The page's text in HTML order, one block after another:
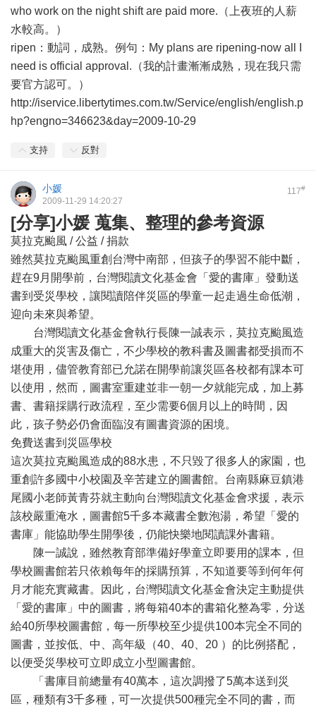
who work on the night shift are paid more.（上夜班的人薪
水較高。）
ripen：動詞，成熟。例句：My plans are ripening-now all I
need is official approval.（我的計畫漸漸成熟，現在我只需
要官方認可。）
http://iservice.libertytimes.com.tw/Service/english/english.p
hp?engno=346623&day=2009-10-29
支持 反對
117#
小媛
2009-11-29 14:20:27
[分享]小媛 蒐集、整理的參考資源
莫拉克颱風 / 公益 / 捐款
雖然莫拉克颱風重創台灣中南部，但孩子的學習不能中斷，
趕在9月開學前，台灣閱讀文化基金會「愛的書庫」發動送
書到受災學校，讓閱讀陪伴災區的學童一起走過生命低潮，
迎向未來與希望。
台灣閱讀文化基金會執行長陳一誠表示，莫拉克颱風造
成重大的災害及傷亡，不少學校的教科書及圖書都受損而不
堪使用，儘管教育部已允諾在開學前讓災區各校都有課本可
以使用，然而，圖書室重建並非一朝一夕就能完成，加上募
書、書籍採購行政流程，至少需要6個月以上的時間，因
此，孩子勢必仍會面臨沒有圖書資源的困境。
免費送書到災區學校
這次莫拉克颱風造成的88水患，不只毀了很多人的家園，也
重創許多國中小校園及辛苦建立的圖書館。台南縣麻豆鎮港
尾國小老師黃青芬就主動向台灣閱讀文化基金會求援，表示
該校嚴重淹水，圖書館5千多本藏書全數泡湯，希望「愛的
書庫」能協助學生開學後，仍能快樂地閱讀課外書籍。
陳一誠說，雖然教育部準備好學童立即要用的課本，但
學校圖書館若只依賴每年的採購預算，不知道要等到何年何
月才能充實藏書。因此，台灣閱讀文化基金會決定主動提供
「愛的書庫」中的圖書，將每箱40本的書箱化整為零，分送
給40所學校圖書館，每一所學校至少提供100本完全不同的
圖書，並按低、中、高年級（40、40、20 ）的比例搭配，
以便受災學校可立即成立小型圖書館。
「書庫目前總量有40萬本，這次調撥了5萬本送到災
區，種類有3千多種，可一次提供500種完全不同的書，而